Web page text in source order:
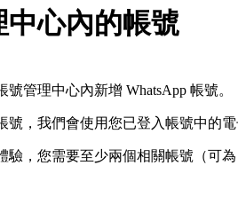
心內的帳號
管理中心內新增 WhatsApp 帳號。
，我們會使用您已登入帳號中的
，您需要至少兩個相關帳號（可為